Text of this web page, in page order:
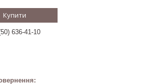
Купити
636-41-10